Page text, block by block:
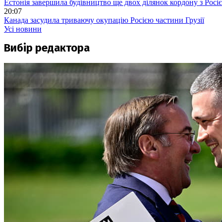
Естонія завершила будівництво ще двох ділянок кордону з
20:07
Канада засудила триваючу окупацію Росією частини Грузії
Усі новини
Вибір редактора